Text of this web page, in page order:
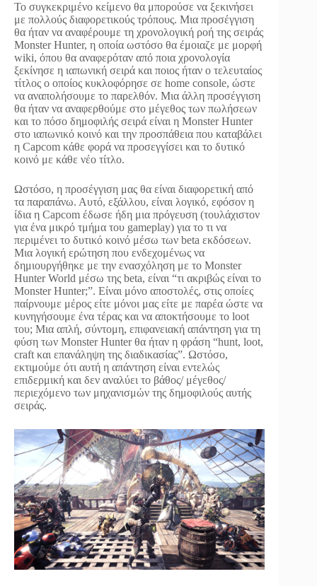
Το συγκεκριμένο κείμενο θα μπορούσε να ξεκινήσει
με πολλούς διαφορετικούς τρόπους. Μια προσέγγιση
θα ήταν να αναφέρουμε τη χρονολογική ροή της σειράς
Monster Hunter, η οποία ωστόσο θα έμοιαζε με μορφή
wiki, όπου θα αναφερόταν από ποια χρονολογία
ξεκίνησε η ιαπωνική σειρά και ποιος ήταν ο τελευταίος
τίτλος ο οποίος κυκλοφόρησε σε home console, ώστε
να αναπολήσουμε το παρελθόν. Μια άλλη προσέγγιση
θα ήταν να αναφερθούμε στο μέγεθος των πωλήσεων
και το πόσο δημοφιλής σειρά είναι η Monster Hunter
στο ιαπωνικό κοινό και την προσπάθεια που καταβάλει
η Capcom κάθε φορά να προσεγγίσει και το δυτικό
κοινό με κάθε νέο τίτλο.
Ωστόσο, η προσέγγιση μας θα είναι διαφορετική από
τα παραπάνω. Αυτό, εξάλλου, είναι λογικό, εφόσον η
ίδια η Capcom έδωσε ήδη μια πρόγευση (τουλάχιστον
για ένα μικρό τμήμα του gameplay) για το τι να
περιμένει το δυτικό κοινό μέσω των beta εκδόσεων.
Μια λογική ερώτηση που ενδεχομένως να
δημιουργήθηκε με την ενασχόληση με το Monster
Hunter World μέσω της beta, είναι “τι ακριβώς είναι το
Monster Hunter;”. Είναι μόνο αποστολές, στις οποίες
παίρνουμε μέρος είτε μόνοι μας είτε με παρέα ώστε να
κυνηγήσουμε ένα τέρας και να αποκτήσουμε το loot
του; Μια απλή, σύντομη, επιφανειακή απάντηση για τη
φύση των Monster Hunter θα ήταν η φράση “hunt, loot,
craft και επανάληψη της διαδικασίας”. Ωστόσο,
εκτιμούμε ότι αυτή η απάντηση είναι εντελώς
επιδερμική και δεν αναλύει το βάθος/ μέγεθος/
περιεχόμενο των μηχανισμών της δημοφιλούς αυτής
σειράς.